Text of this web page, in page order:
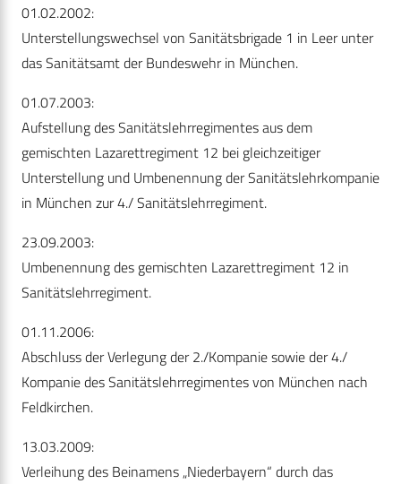
01.02.2002:
Unterstellungswechsel von Sanitätsbrigade 1 in Leer unter
das Sanitätsamt der Bundeswehr in München.
01.07.2003:
Aufstellung des Sanitätslehrregimentes aus dem
gemischten Lazarettregiment 12 bei gleichzeitiger
Unterstellung und Umbenennung der Sanitätslehrkompanie
in München zur 4./ Sanitätslehrregiment.
23.09.2003:
Umbenennung des gemischten Lazarettregiment 12 in
Sanitätslehrregiment.
01.11.2006:
Abschluss der Verlegung der 2./Kompanie sowie der 4./
Kompanie des Sanitätslehrregimentes von München nach
Feldkirchen.
13.03.2009:
Verleihung des Beinamens „Niederbayern“ durch das